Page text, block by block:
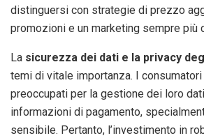
distinguersi con strategie di prezzo
promozioni e un marketing sempre più
La sicurezza dei dati e la privacy
temi di vitale importanza. I
preoccupati per la gestione dei loro
informazioni di pagamento,
sensibile. Pertanto, l’investimento in